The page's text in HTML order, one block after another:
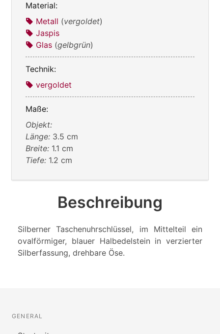
Material:
Metall (vergoldet)
Jaspis
Glas (gelbgrün)
Technik:
vergoldet
Maße:
Objekt:
Länge: 3.5 cm
Breite: 1.1 cm
Tiefe: 1.2 cm
Beschreibung
Silberner Taschenuhrschlüssel, im Mittelteil ein
ovalförmiger, blauer Halbedelstein in verzierter
Silberfassung, drehbare Öse.
GENERAL